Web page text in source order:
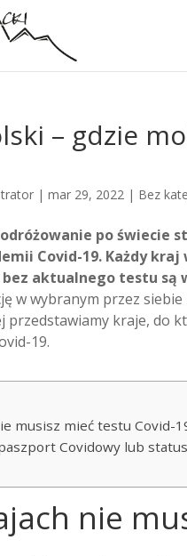
– gdzie
|mar 29, 2022 | Bez
po świecie
Covid-19. Każdy kraj
bez aktualnego testu są
w wybranym przez
przedstawiamy kraje, do
19.
musisz mieć testu Covid-
Covidowy lub
nie